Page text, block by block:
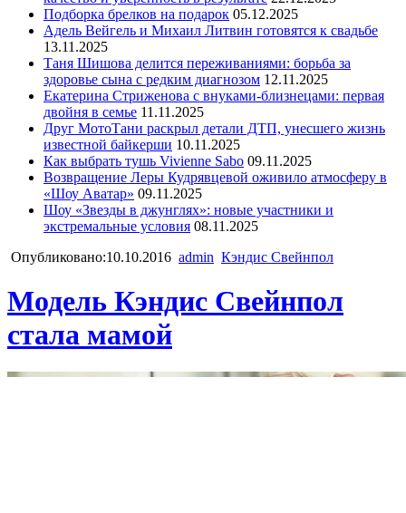
Подборка брелков на подарок 05.12.2025
Адель Вейгель и Михаил Литвин готовятся к свадьбе
13.11.2025
Таня Шишова делится переживаниями: борьба за
здоровье сына с редким диагнозом 12.11.2025
Екатерина Стриженова с внуками-близнецами: первая
двойня в семье 11.11.2025
Друг МотоТани раскрыл детали ДТП, унесшего жизнь
известной байкерши 10.11.2025
Как выбрать тушь Vivienne Sabo 09.11.2025
Возвращение Леры Кудрявцевой оживило атмосферу в
«Шоу Аватар» 09.11.2025
Шоу «Звезды в джунглях»: новые участники и
экстремальные условия 08.11.2025
Опубликовано:10.10.2016 admin Кэндис Свейнпол
Модель Кэндис Свейнпол
стала мамой